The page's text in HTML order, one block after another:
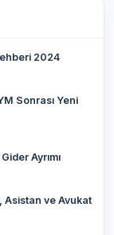
2024
Sonrası Yeni
Ayrımı
Asistan ve Avukat